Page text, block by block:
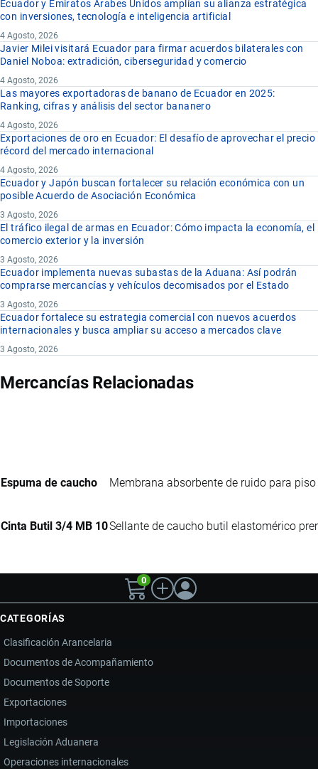
Ecuador y Emiratos Árabes Unidos amplían su alianza estratégica
con inversiones, tecnología e inteligencia artificial
4 Agosto, 2026
Javier Milei visitará Ecuador para firmar acuerdos bilaterales con
Daniel Noboa: extradición, ciberseguridad y comercio
4 Agosto, 2026
Las mayores exportadoras de banano de Ecuador en 2025:
Ranking, cifras y análisis del sector bananero
4 Agosto, 2026
Exportaciones de oro en Ecuador: El desafío de aprovechar el precio
récord del mercado internacional
4 Agosto, 2026
Ecuador y Japón buscan fortalecer su relación económica con un
posible Acuerdo de Asociación Económica
3 Agosto, 2026
El tráfico ilegal de armas en Ecuador: Cómo impacta la economía, el
comercio exterior y la inversión
3 Agosto, 2026
Ecuador implementa nuevas subastas de la Aduana: Así podrán
comprarse mercancías y vehículos decomisados por el Estado
3 Agosto, 2026
Ecuador fortalece su estrategia comercial con nuevos acuerdos
internacionales y busca ampliar su acceso a mercados clave
3 Agosto, 2026
Mercancías Relacionadas
Espuma de caucho Membrana absorbente de ruido para
Cinta Butil 3/4 MB 10Sellante de caucho butil elastomérico
0
CATEGORÍAS
Clasificación Arancelaria
Documentos de Acompañamiento
Documentos de Soporte
Exportaciones
Importaciones
Legislación Aduanera
Operaciones internacionales